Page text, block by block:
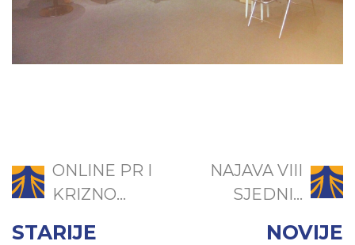
ONLINE PR I
KRIZNO...
STARIJE
NAJAVA VIII
SJEDNI...
NOVIJE